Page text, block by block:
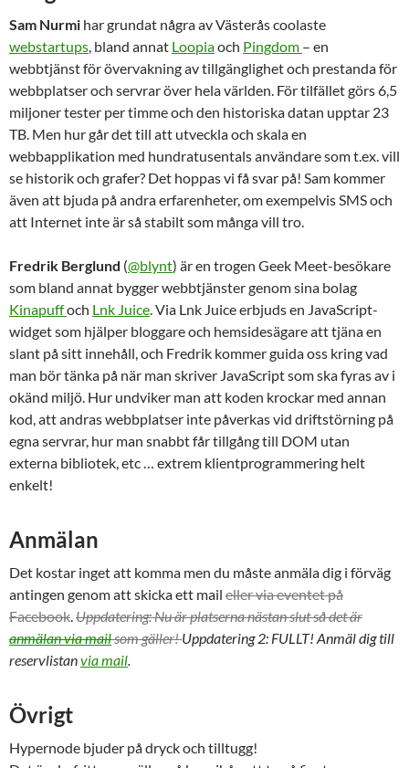
Sam Nurmi har grundat några av Västerås coolaste
webstartups, bland annat Loopiaoch Pingdom – en
webbtjänst för övervakning av tillgänglighet och prestanda för
webbplatser och servrar över hela världen. För tilfället görs 6,5
miljoner tester per timme och den historiska datan upptar 23
TB. Men hur går det till att utveckla och skala en
webbapplikation med hundratusentals användare som t.ex. vill
se historik och grafer? Det hoppas vi få svar på! Sam kommer
även att bjuda på andra erfarenheter, om exempelvis SMS och
att Internet inte är så stabilt som många vill tro.
Fredrik Berglund (@blynt) är en trogen Geek Meet-besökare
som bland annat bygger webbtjänster genom sina bolag
Kinapuffoch Lnk Juice. Via Lnk Juice erbjuds en JavaScript-
widget som hjälper bloggare och hemsidesägare att tjäna en
slant på sitt innehåll, och Fredrik kommer guida oss kring vad
man bör tänka på när man skriver JavaScript som ska fyras av i
okänd miljö. Hur undviker man att koden krockar med annan
kod, att andras webbplatser inte påverkas vid driftstörning på
egna servrar, hur man snabbt får tillgång till DOM utan
externa bibliotek, etc … extrem klientprogrammering helt
enkelt!
Anmälan
Det kostar inget att komma men du måste anmäla dig i förväg
antingen genom att skicka ett mail eller via eventet på
Facebook.Uppdatering: Nu är platserna nästan slut så det är
anmälan via mailsom gäller!Uppdatering 2: FULLT! Anmäl dig till
reservlistanvia mail.
Övrigt
Hypernode bjuder på dryck och tilltugg!